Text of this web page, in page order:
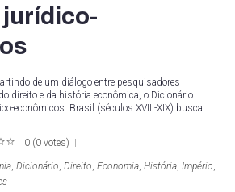
de um diálogo entre pesquisadores
direito e da história econômica, o Dicionário
econômicos: Brasil (séculos XVIII-XIX) busca
0 (0 votes)
Dicionário Direito Economia História Império